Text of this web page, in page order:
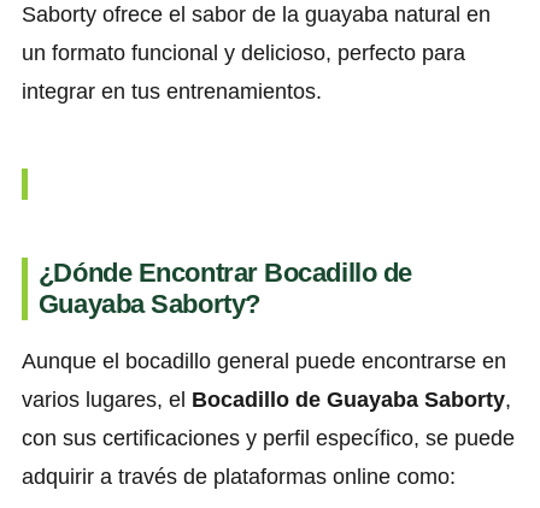
Saborty ofrece el sabor de la guayaba natural en
un formato funcional y delicioso, perfecto para
integrar en tus entrenamientos.
¿Dónde Encontrar Bocadillo de
Guayaba Saborty?
Aunque el bocadillo general puede encontrarse en
varios lugares, el Bocadillo de Guayaba Saborty,
con sus certificaciones y perfil específico, se puede
adquirir a través de plataformas online como: